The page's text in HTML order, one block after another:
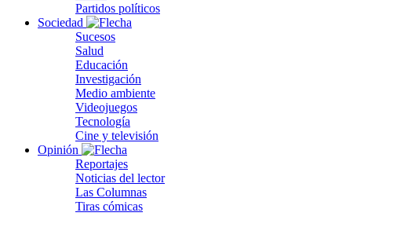
Partidos políticos
Sociedad
Sucesos
Salud
Educación
Investigación
Medio ambiente
Videojuegos
Tecnología
Cine y televisión
Opinión
Reportajes
Noticias del lector
Las Columnas
Tiras cómicas